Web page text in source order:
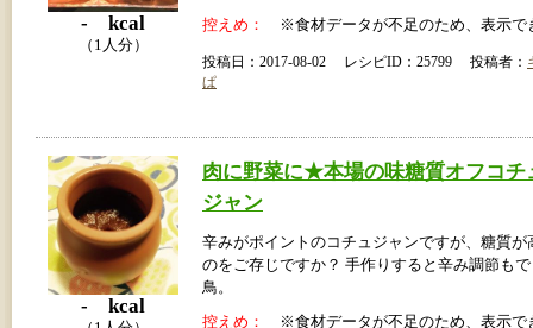
- kcal
（1人分）
控えめ： ※食材データが不足のため、表示で
投稿日：2017-08-02 レシピID：25799 投稿者：
ぱ
- kcal
肉に野菜に★本場の味糖質オフコチ
ジャン
辛みがポイントのコチュジャンですが、糖質が
のをご存じですか？ 手作りすると辛み調節も
鳥。
控えめ： ※食材データが不足のため、表示で